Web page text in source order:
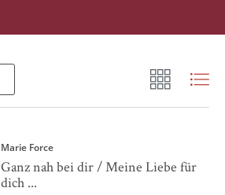
Marie Force
Ganz nah bei dir / Meine Liebe für
dich ...